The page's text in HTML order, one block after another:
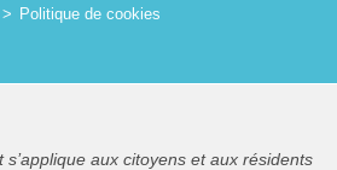
> Politique de cookies
aux citoyens et aux résidents